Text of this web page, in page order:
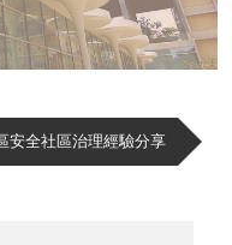
安全社區治理經驗分享